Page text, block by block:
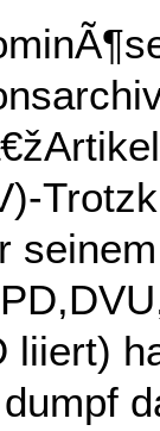
liiert)